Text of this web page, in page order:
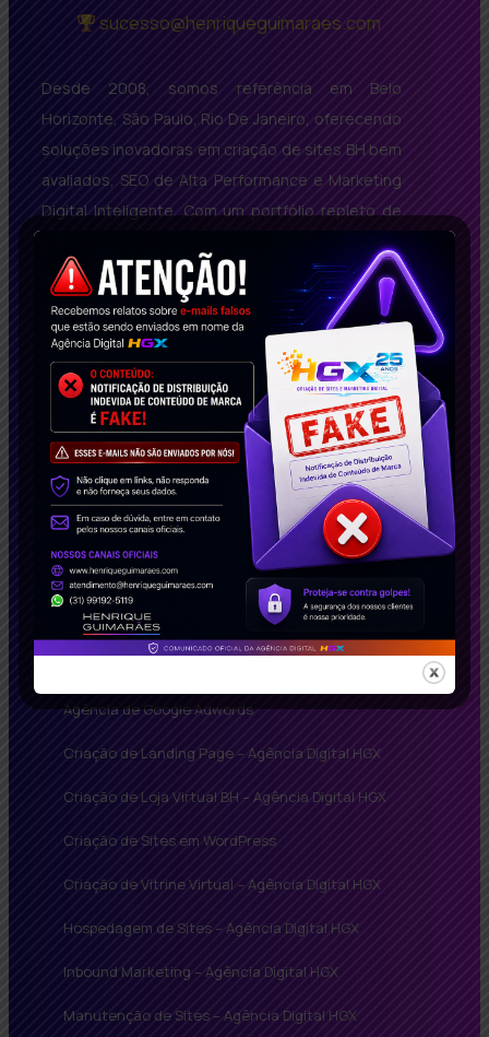
sucesso@henriqueguimaraes.com
Desde 2008, somos referência em Belo
Horizonte, São Paulo, Rio De Janeiro, oferecendo
soluções inovadoras em criação de sites BH bem
avaliados, SEO de Alta Performance e Marketing
Digital Inteligente. Com um portfólio repleto de
casos de sucesso, impactamos empresas no
Brasil e no exterior. Solicite agora seu estudo de
caso gratuito e descubra como podemos
transformar seu negócio!
Conecte-se Conosco!
Soluções Inteligentes
Agência de Google Adwords
Criação de Landing Page – Agência Digital HGX
Criação de Loja Virtual BH – Agência Digital HGX
Criação de Sites em WordPress
Criação de Vitrine Virtual – Agência Digital HGX
Hospedagem de Sites – Agência Digital HGX
Inbound Marketing – Agência Digital HGX
Manutenção de Sites – Agência Digital HGX